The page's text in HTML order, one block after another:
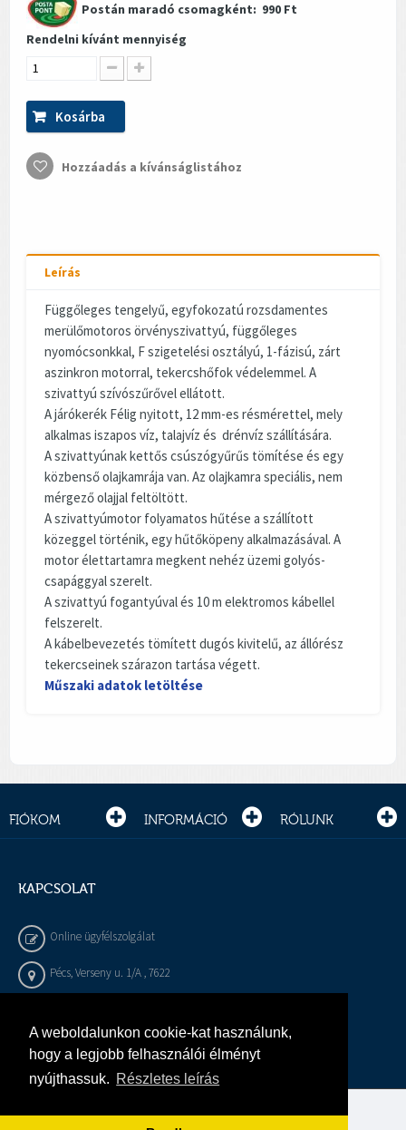
A weboldalunkon cookie-kat használunk,
hogy a legjobb felhasználói élményt
nyújthassuk. Részletes leírás
Postán maradó csomagként: 990 Ft
Rendelni kívánt mennyiség
Kosárba
Hozzáadás a kívánságlistához
Leírás
Függőleges tengelyű, egyfokozatú rozsdamentes
merülőmotoros örvényszivattyú, függőleges
nyomócsonkkal, F szigetelési osztályú, 1-fázisú, zárt
aszinkron motorral, tekercshőfok védelemmel. A
szivattyú szívószűrővel ellátott.
A járókerék Félig nyitott, 12 mm-es résmérettel, mely
alkalmas iszapos víz, talajvíz és drénvíz szállítására.
A szivattyúnak kettős csúszógyűrűs tömítése és egy
közbenső olajkamrája van. Az olajkamra speciális, nem
mérgező olajjal feltöltött.
A szivattyúmotor folyamatos hűtése a szállított
közeggel történik, egy hűtőköpeny alkalmazásával. A
motor élettartamra megkent nehéz üzemi golyós-
csapággyal szerelt.
A szivattyú fogantyúval és 10 m elektromos kábellel
felszerelt.
A kábelbevezetés tömített dugós kivitelű, az állórész
tekercseinek szárazon tartása végett.
Műszaki adatok letöltése
FIÓKOM INFORMÁCIÓ RÓLUNK
KAPCSOLAT
Online ügyfélszolgálat
Pécs, Verseny u. 1/A , 7622
info@gepeszbolt.hu
Árukereső, a hiteles vásárlási kalauz